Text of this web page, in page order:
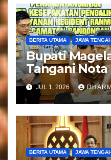
BERITA UTAMA JAWA
Bupati
Tangani
Pengalihan
Regident Di
Bandongan
JUL 1, 2026
BERITA UTAMA JAWA